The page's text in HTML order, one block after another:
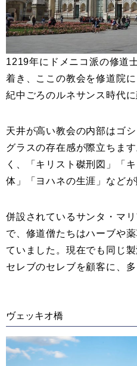
1219年にドメニコ派の修道
着き、ここの教会を修道院
紀中ごろのルネサンス時代
天井が高い教会の内部はゴ
グラスの存在感が際立ちま
く、「キリスト磔刑図」「
体」「ヨハネの生涯」などが
併設されているサンタ・マ
で、修道僧たちはハーブや
ていました。現在でも同じ
セレブのセレブを顧客に、
ヴェッキオ橋